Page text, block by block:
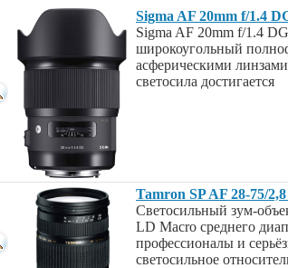
Sigma AF 20mm f/1.4
Sigma AF 20mm f/1.4
широкоугольный
асферическими
светосила достигается
Tamron SP AF 28-75/
Светосильный зум-
LD Macro среднего
профессионалы и
светосильное